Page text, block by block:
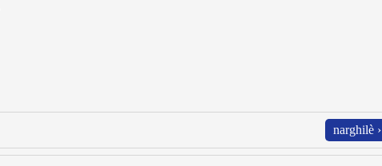
narghilè ›